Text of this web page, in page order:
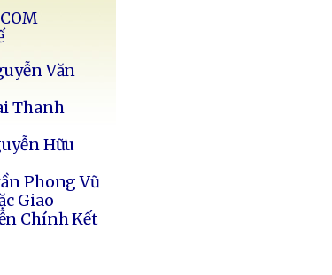
Văn
Thanh
Hữu
Phong Vũ
Giao
Chính Kết